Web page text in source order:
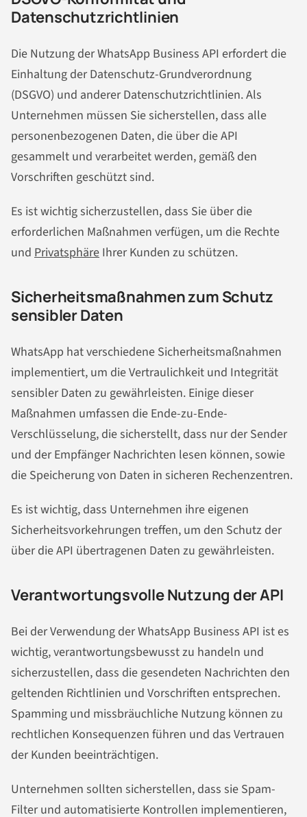
Datenschutzrichtlinien
Die Nutzung der WhatsApp Business API erfordert die
Einhaltung der Datenschutz-Grundverordnung
(DSGVO) und anderer Datenschutzrichtlinien. Als
Unternehmen müssen Sie sicherstellen, dass alle
personenbezogenen Daten, die über die API
gesammelt und verarbeitet werden, gemäß den
Vorschriften geschützt sind.
Es ist wichtig sicherzustellen, dass Sie über die
erforderlichen Maßnahmen verfügen, um die Rechte
und Privatsphäre Ihrer Kunden zu schützen.
Sicherheitsmaßnahmen zum Schutz
sensibler Daten
WhatsApp hat verschiedene Sicherheitsmaßnahmen
implementiert, um die Vertraulichkeit und Integrität
sensibler Daten zu gewährleisten. Einige dieser
Maßnahmen umfassen die Ende-zu-Ende-
Verschlüsselung, die sicherstellt, dass nur der Sender
und der Empfänger Nachrichten lesen können, sowie
die Speicherung von Daten in sicheren Rechenzentren.
Es ist wichtig, dass Unternehmen ihre eigenen
Sicherheitsvorkehrungen treffen, um den Schutz der
über die API übertragenen Daten zu gewährleisten.
Verantwortungsvolle Nutzung der API
Bei der Verwendung der WhatsApp Business API ist es
wichtig, verantwortungsbewusst zu handeln und
sicherzustellen, dass die gesendeten Nachrichten den
geltenden Richtlinien und Vorschriften entsprechen.
Spamming und missbräuchliche Nutzung können zu
rechtlichen Konsequenzen führen und das Vertrauen
der Kunden beeinträchtigen.
Unternehmen sollten sicherstellen, dass sie Spam-
Filter und automatisierte Kontrollen implementieren,